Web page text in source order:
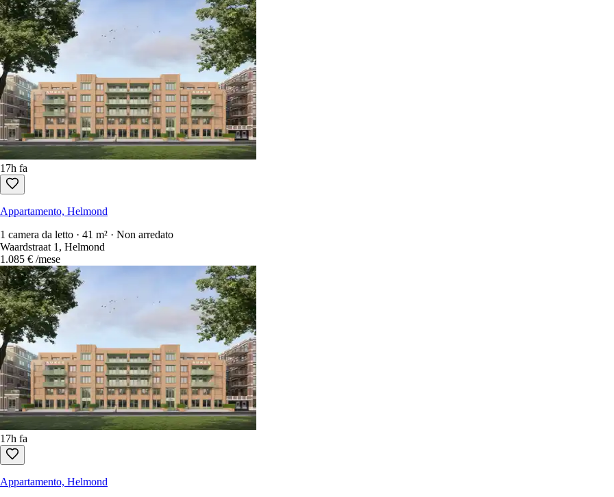
17h fa
Appartamento, Helmond
1 camera da letto · 41 m² · Non arredato
Waardstraat 1, Helmond
1.085 € /mese
17h fa
Appartamento, Helmond